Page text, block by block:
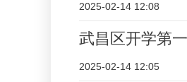
2025-02-14 12:08
武昌区开学第
2025-02-14 12:05